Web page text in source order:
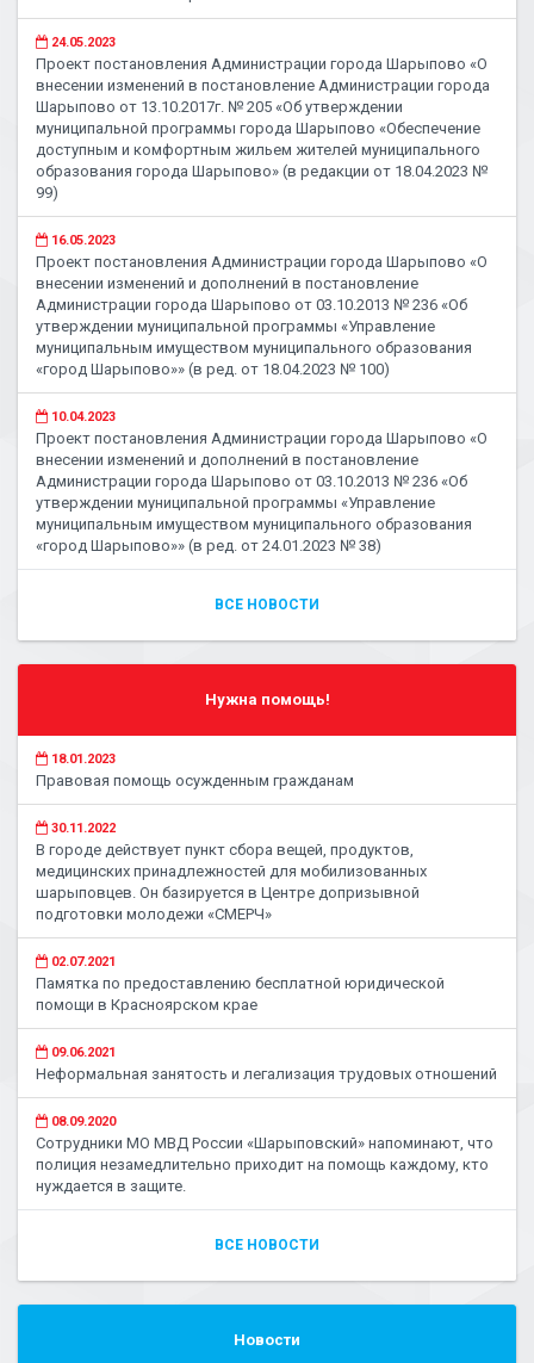
24.05.2023
Проект постановления Администрации города Шарыпово «О
внесении изменений в постановление Администрации города
Шарыпово от 13.10.2017г. № 205 «Об утверждении
муниципальной программы города Шарыпово «Обеспечение
доступным и комфортным жильем жителей муниципального
образования города Шарыпово» (в редакции от 18.04.2023 №
99)
16.05.2023
Проект постановления Администрации города Шарыпово «О
внесении изменений и дополнений в постановление
Администрации города Шарыпово от 03.10.2013 № 236 «Об
утверждении муниципальной программы «Управление
муниципальным имуществом муниципального образования
«город Шарыпово»» (в ред. от 18.04.2023 № 100)
10.04.2023
Проект постановления Администрации города Шарыпово «О
внесении изменений и дополнений в постановление
Администрации города Шарыпово от 03.10.2013 № 236 «Об
утверждении муниципальной программы «Управление
муниципальным имуществом муниципального образования
«город Шарыпово»» (в ред. от 24.01.2023 № 38)
ВСЕ НОВОСТИ
Нужна помощь!
18.01.2023
Правовая помощь осужденным гражданам
30.11.2022
В городе действует пункт сбора вещей, продуктов,
медицинских принадлежностей для мобилизованных
шарыповцев. Он базируется в Центре допризывной
подготовки молодежи «СМЕРЧ»
02.07.2021
Памятка по предоставлению бесплатной юридической
помощи в Красноярском крае
09.06.2021
Неформальная занятость и легализация трудовых отношений
08.09.2020
Сотрудники МО МВД России «Шарыповский» напоминают, что
полиция незамедлительно приходит на помощь каждому, кто
нуждается в защите.
ВСЕ НОВОСТИ
Новости